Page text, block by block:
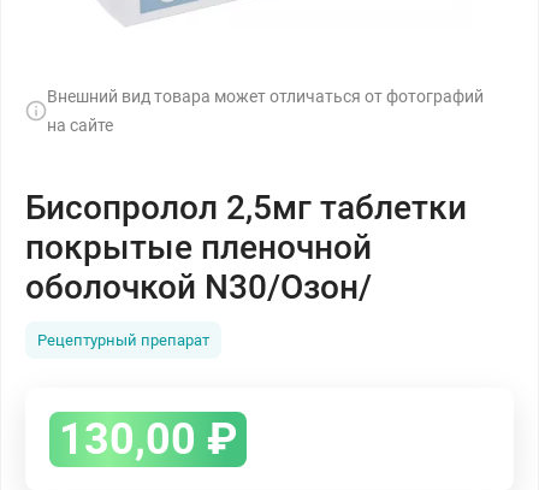
Внешний вид товара может отличаться от фотографий
на сайте
Бисопролол 2,5мг таблетки
покрытые пленочной
оболочкой N30/Озон/
Рецептурный препарат
130,00 ₽